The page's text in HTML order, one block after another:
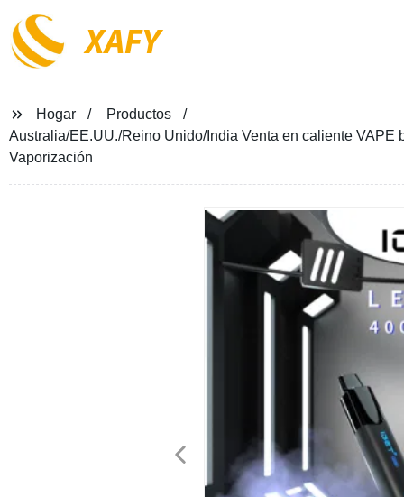
XAFY
Hogar
Productos
Australia/EE.UU./Reino Unido/India Venta en caliente
Vaporización